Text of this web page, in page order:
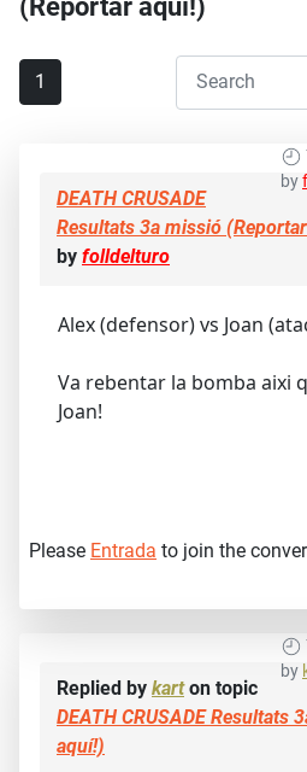
(Reportar aquí!)
1
by
DEATH CRUSADE
Resultats 3a missió
by folldelturo
Alex (defensor) vs Joan
Va rebentar la bomba aixi
Joan!
Please Entrada to join the
by
Replied by karton topic
DEATH CRUSADE Resultats
aquí!)